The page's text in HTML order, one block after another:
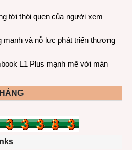
tới thói quen của người xem
mạnh và nỗ lực phát triển thương
L1 Plus mạnh mẽ với màn